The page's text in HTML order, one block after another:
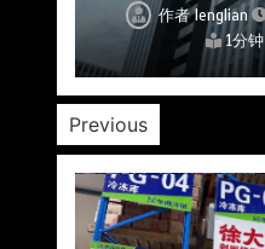
作者lenglian
1分钟
作者lenglian
1分钟
作者lenglian
1分钟
作者lenglian
1分钟
作者lenglian
1分钟
作者lenglian
1分钟
作者lenglian
1分钟
Previous